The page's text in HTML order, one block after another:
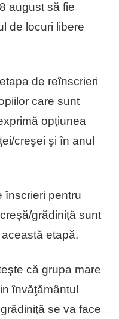
august să fie
de locuri libere
de reînscrieri
care sunt
opţiunea
creşei şi în anul
înscrieri pentru
grădiniţă sunt
etapă.
că grupa mare
învăţământul
se va face